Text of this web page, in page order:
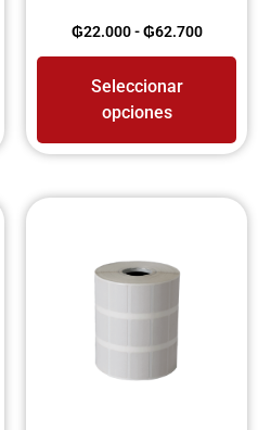
₲22.000 - ₲62.700
Seleccionar
opciones